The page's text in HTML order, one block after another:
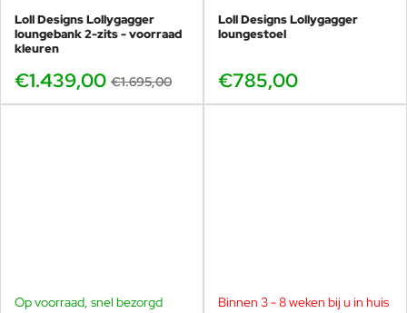
Loll Designs Lollygagger
loungebank 2-zits - voorraad
kleuren
€1.439,00 €1.695,00
Loll Designs Lollygagger
loungestoel
€785,00
-15%
Op voorraad, snel bezorgd Binnen 3 - 8 weken bij u in huis